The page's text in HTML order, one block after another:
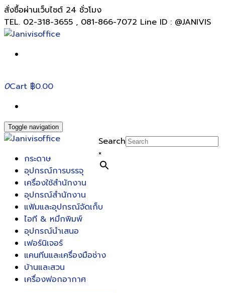
สั่งซื้อผ่านเว็บไซต์ 24 ชั่วโมง
TEL. 02-318-3655 , 081-866-7072 Line ID : @JANIVIS
0Cart ฿0.00
Toggle navigation
Search
×
กระดาษ
อุปกรณ์การบรรจุ
เครื่องใช้สำนักงาน
อุปกรณ์สำนักงาน
แฟ้มและอุปกรณ์จัดเก็บ
ไอที & หมึกพิมพ์
อุปกรณ์นำเสนอ
เฟอร์นิเจอร์
แคนทีนและเครื่องมือช่าง
บ้านและสวน
เครื่องฟอกอากาศ